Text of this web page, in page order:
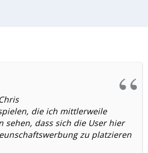
die ich mittlerweile
sehen, dass sich die User hier
zu platzieren